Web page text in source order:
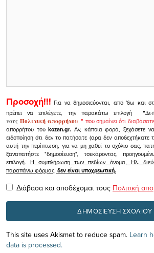
Προσοχή!!! Για να δημοσιεύονται, από 'δω και
πρέπει να επιλέγετε, την παρακάτω επιλογή
"
τουςΠολιτική απορρήτου" που σημαίνει ότι διαβάσατε
απορρήτου τουkozan.gr. Αν, κάποια φορά, ξεχάσετε
ειδοποίηση ότι δεν το πατήσατε (αρα δεν αποδεχτήκατε
αυτή την περίπτωση, για να μη χαθεί το σχόλιο σας,
ξαναπατήστε "δημοσίευση", τσεκάροντας,
επιλογή.Η συμπλήρωση των πεδίων όνομα, Ηλ.
παραπάνω φόρμας, δεν είναι υποχρεωτική.
Διάβασα και αποδέχομαι τους Πολιτική
This site uses Akismet to reduce spam. Learn
data is processed.